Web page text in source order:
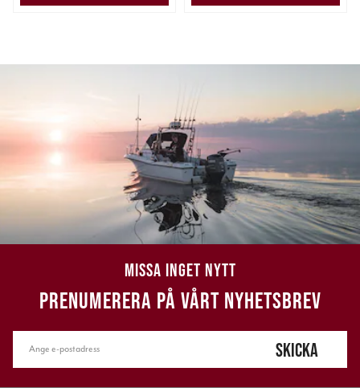
MISSA INGET NYTT
PRENUMERERA PÅ VÅRT NYHETSBREV
SKICKA